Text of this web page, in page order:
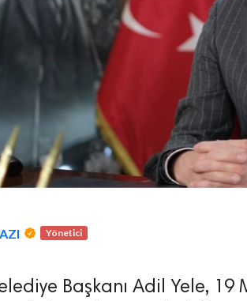
Yönetici
Başkanı Adil Yele, 19